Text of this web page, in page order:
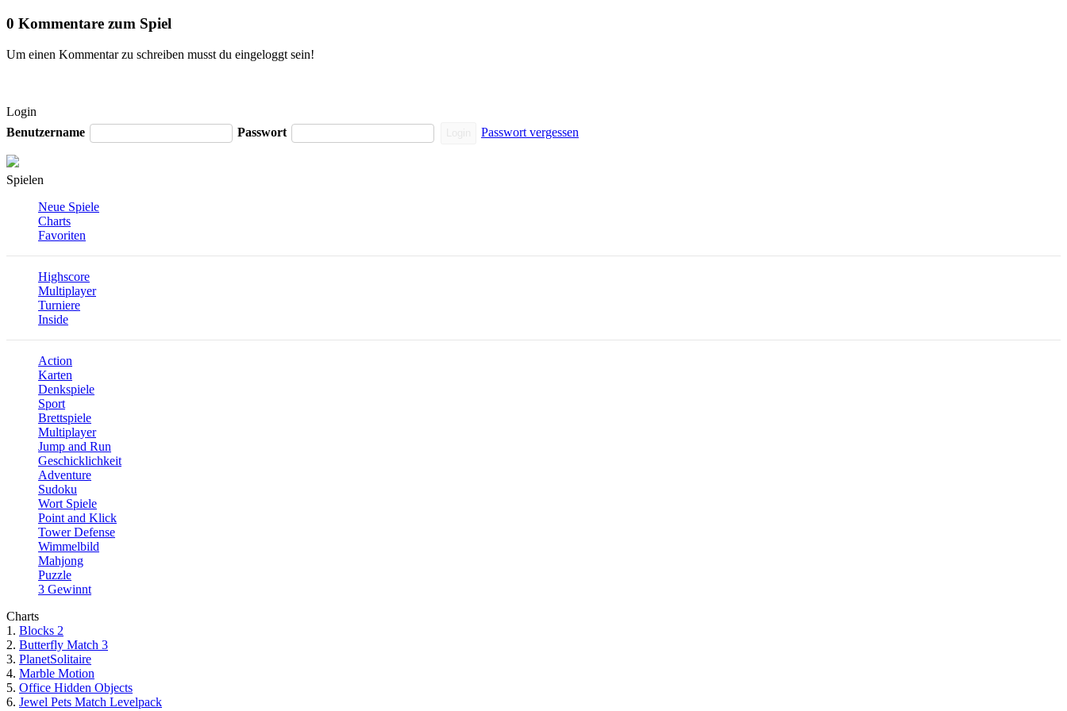
0 Kommentare zum Spiel
Um einen Kommentar zu schreiben musst du eingeloggt sein!
Login
Benutzername
Passwort Passwort vergessen
Spielen
Neue Spiele
Charts
Favoriten
Highscore
Multiplayer
Turniere
Inside
Action
Karten
Denkspiele
Sport
Brettspiele
Multiplayer
Jump and Run
Geschicklichkeit
Adventure
Sudoku
Wort Spiele
Point and Klick
Tower Defense
Wimmelbild
Mahjong
Puzzle
3 Gewinnt
Charts
1. Blocks 2
2. Butterfly Match 3
3. PlanetSolitaire
4. Marble Motion
5. Office Hidden Objects
6. Jewel Pets Match Levelpack